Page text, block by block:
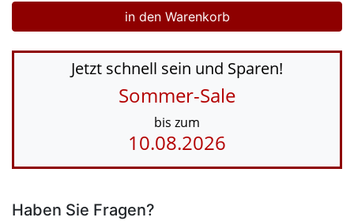
Jetzt schnell sein und Sparen!
Sommer-Sale
bis zum
10.08.2026
Haben Sie Fragen?